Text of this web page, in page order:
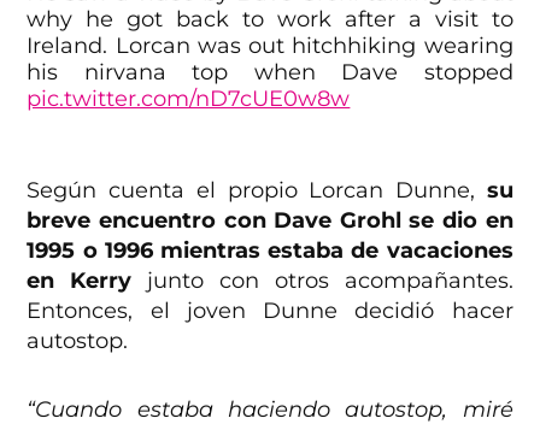
why he got back to work after a visit to
Ireland. Lorcan was out hitchhiking wearing
his nirvana top when Dave stopped
pic.twitter.com/nD7cUE0w8w
Según cuenta el propio Lorcan Dunne, su
breve encuentro con Dave Grohl se dio en
1995 o 1996 mientras estaba de vacaciones
en Kerry junto con otros acompañantes.
Entonces, el joven Dunne decidió hacer
autostop.
“Cuando estaba haciendo autostop, miré